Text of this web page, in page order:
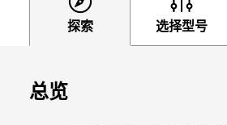
探索 选择型号
总览